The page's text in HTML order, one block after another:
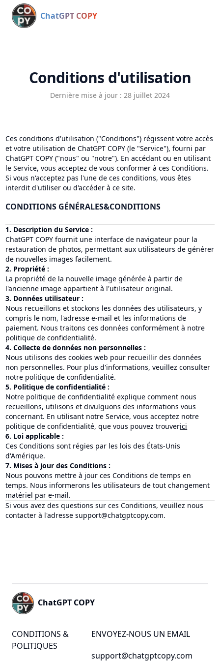
ChatGPT COPY
Conditions d'utilisation
Dernière mise à jour : 28 juillet 2024
Ces conditions d'utilisation ("Conditions") régissent votre accès
et votre utilisation de ChatGPT COPY (le "Service"), fourni par
ChatGPT COPY ("nous" ou "notre"). En accédant ou en utilisant
le Service, vous acceptez de vous conformer à ces Conditions.
Si vous n'acceptez pas l'une de ces conditions, vous êtes
interdit d'utiliser ou d'accéder à ce site.
CONDITIONS GÉNÉRALES&CONDITIONS
1. Description du Service :
ChatGPT COPY fournit une interface de navigateur pour la
restauration de photos, permettant aux utilisateurs de générer
de nouvelles images facilement.
2. Propriété :
La propriété de la nouvelle image générée à partir de
l'ancienne image appartient à l'utilisateur original.
3. Données utilisateur :
Nous recueillons et stockons les données des utilisateurs, y
compris le nom, l'adresse e-mail et les informations de
paiement. Nous traitons ces données conformément à notre
politique de confidentialité.
4. Collecte de données non personnelles :
Nous utilisons des cookies web pour recueillir des données
non personnelles. Pour plus d'informations, veuillez consulter
notre politique de confidentialité.
5. Politique de confidentialité :
Notre politique de confidentialité explique comment nous
recueillons, utilisons et divulguons des informations vous
concernant. En utilisant notre Service, vous acceptez notre
politique de confidentialité, que vous pouvez trouverici
6. Loi applicable :
Ces Conditions sont régies par les lois des États-Unis
d'Amérique.
7. Mises à jour des Conditions :
Nous pouvons mettre à jour ces Conditions de temps en
temps. Nous informerons les utilisateurs de tout changement
matériel par e-mail.
Si vous avez des questions sur ces Conditions, veuillez nous
contacter à l'adressesupport@chatgptcopy.com.
ChatGPT COPY
CONDITIONS &
POLITIQUES
ENVOYEZ-NOUS UN EMAIL
support@chatgptcopy.com